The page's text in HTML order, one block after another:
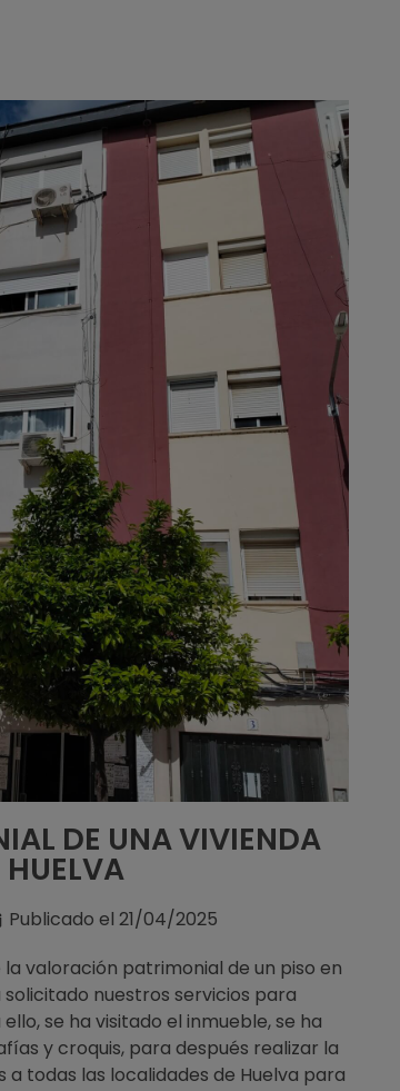
DE UNA VIVIENDA
Publicado el 21/04/2025
valoración patrimonial de un piso en
solicitado nuestros servicios para
se ha visitado el inmueble, se ha
y croquis, para después realizar la
todas las localidades de Huelva para